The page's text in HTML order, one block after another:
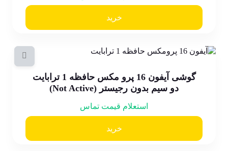
خرید
گوشی آیفون 16 پرو مکس حافظه 1 ترابایت
دو سیم بدون رجیستر (Not Active)
استعلام قیمت تماس
خرید